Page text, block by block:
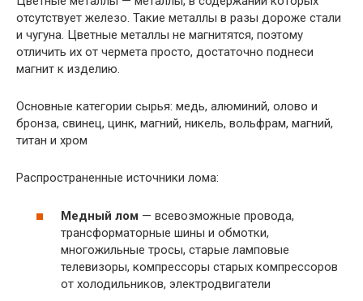
отсутствует железо. Такие металлы в разы дороже стали
и чугуна. Цветные металлы не магнитятся, поэтому
отличить их от чермета просто, достаточно поднеси
магнит к изделию.
Основные категории сырья: медь, алюминий, олово и
бронза, свинец, цинк, магний, никель, вольфрам, магний,
титан и хром
Распространенные источники лома:
Медный лом — всевозможные провода,
трансформаторные шины и обмотки,
многожильные тросы, старые ламповые
телевизоры, компрессоры старых компрессоров
от холодильников, электродвигатели